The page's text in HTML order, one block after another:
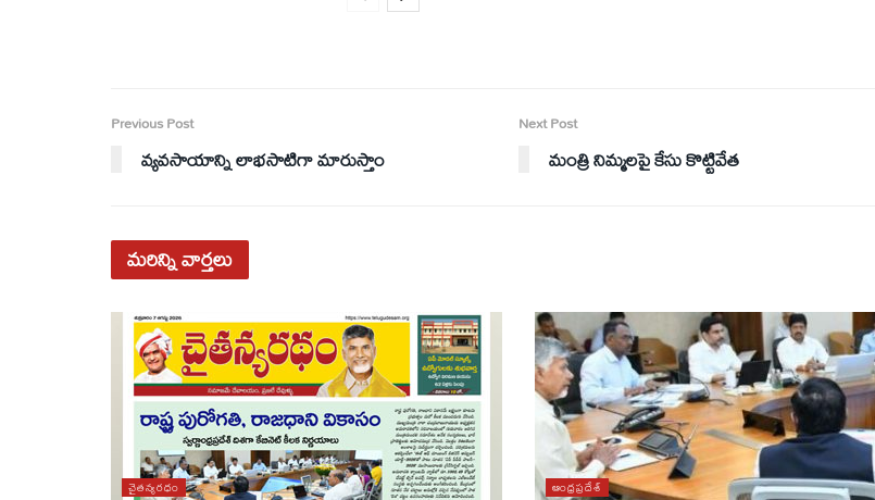
Previous Post
వ్యవసాయాన్ని లాభసాటిగా మారుస్తాం
Next Post
మంత్రి నిమ్మలపై కేసు కొట్టివేత
మరిన్నివార్తలు
చైతన్యరధం ఆంధ్రప్రదేశ్